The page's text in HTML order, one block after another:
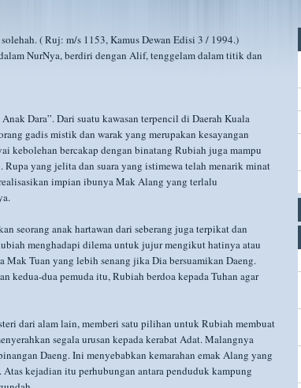
( Ruj: m/s 1153, Kamus Dewan Edisi 3 / 1994.)
NurNya, berdiri dengan Alif, tenggelam dalam titik dan
Dara”. Dari suatu kawasan terpencil di Daerah Kuala
gadis mistik dan warak yang merupakan kesayangan
kebolehan bercakap dengan binatang Rubiah juga mampu
yang jelita dan suara yang istimewa telah menarik minat
impian ibunya Mak Alang yang terlalu
seorang anak hartawan dari seberang juga terpikat dan
menghadapi dilema untuk jujur mengikut hatinya atau
Mak Tuan yang lebih senang jika Dia bersuamikan Daeng.
kedua-dua pemuda itu, Rubiah berdoa kepada Tuhan agar
dari alam lain, memberi satu pilihan untuk Rubiah membuat
segala urusan kepada kerabat Adat. Malangnya
Daeng. Ini menyebabkan kemarahan emak Alang yang
kejadian itu perhubungan antara penduduk kampung